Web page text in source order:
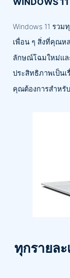
Windows 11 รวม
เพื่อน ๆ สิ่งที่คุณห
ลักษณ์โฉมใหม่แล
ประสิทธิภาพเป็น
คุณต้องการสำหรั
ทุกรายล